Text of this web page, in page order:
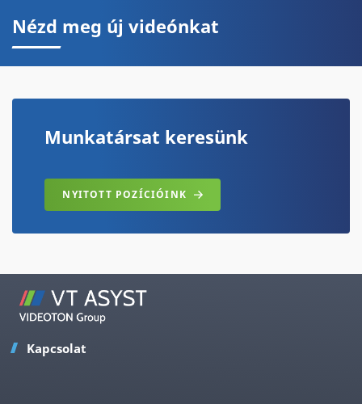
Nézd meg új videónkat
Munkatársat keresünk
NYITOTT POZÍCIÓINK
Kapcsolat